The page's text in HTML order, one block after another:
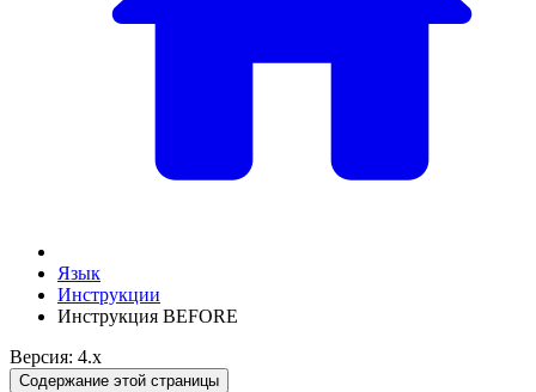
Язык
Инструкции
Инструкция BEFORE
Версия: 4.x
Содержание этой страницы